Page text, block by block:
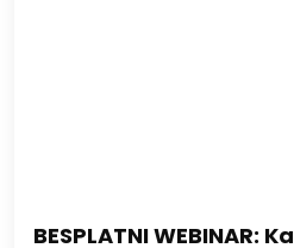
BESPLATNI WEBINAR: